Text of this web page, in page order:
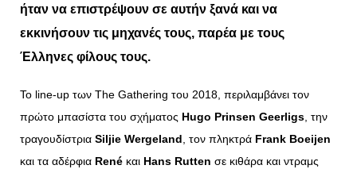
ήταν να επιστρέψουν σε αυτήν ξανά και να
εκκινήσουν τις μηχανές τους, παρέα με τους
Έλληνες φίλους τους.
Το line-up των The Gathering του 2018, περιλαμβάνει τον
πρώτο μπασίστα του σχήματος Hugo Prinsen Geerligs, την
τραγουδίστρια Siljie Wergeland, τον πληκτρά Frank Boeijen
και τα αδέρφια René και Hans Rutten σε κιθάρα και ντραμς